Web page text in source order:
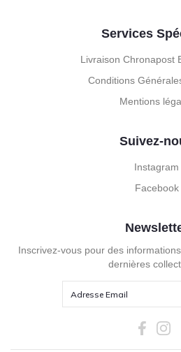
Services
Livraison Chronapost
Conditions
Mentions
Suivez-
Instagram
Facebook
Inscrivez-vous pour des
dernières